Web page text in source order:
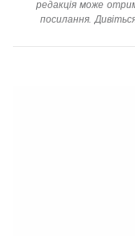
редакція може
посилання.